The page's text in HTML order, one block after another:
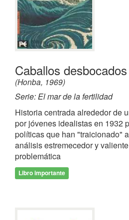
Caballos desbocados
(Honba, 1969)
Serie: El mar de la fertilidad
Historia centrada alrededor de
por jóvenes idealistas en 1932
políticas que han "traicionado"
análisis estremecedor y
problemática
Libro importante